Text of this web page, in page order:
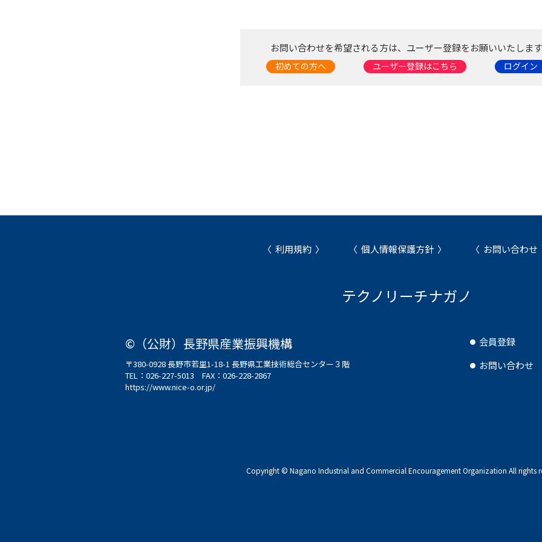
お問い合わせを希望される方は、ユーザー登録をお願いいたします
初めての方へ ユーザー登録はこちら ログイン
利用規約 個人情報保護方針 お問い合わせ
テクノリーチナガノ
©（公財）長野県産業振興機構
〒380-0928 長野市若里1-18-1 長野県工業技術総合センター３階
TEL： 026-227-5013 FAX：026-228-2867
https://www.nice-o.or.jp/
会員登録
お問い合わせ
Copyright © Nagano Industrial and Commercial Encouragement Organization All rights